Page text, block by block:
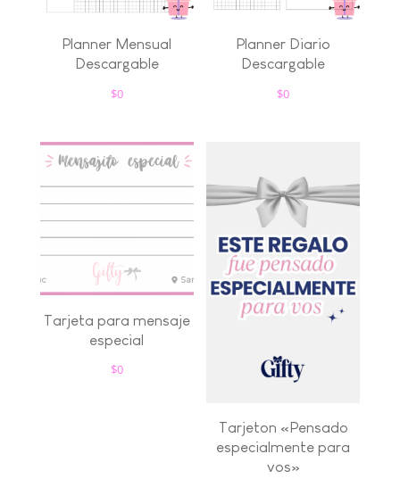
Planner Mensual
Descargable
$0
Planner Diario
Descargable
$0
Tarjeta para mensaje
especial
$0
Tarjeton «Pensado
especialmente para
vos»